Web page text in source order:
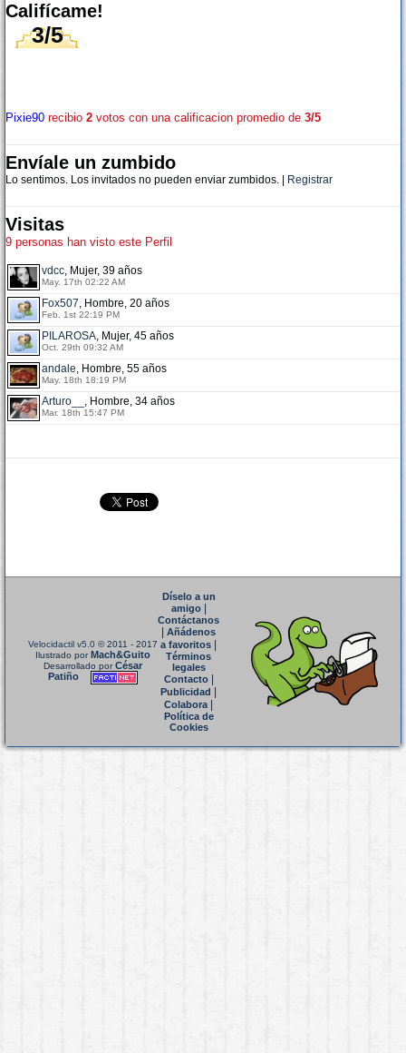
Califícame!
3/5
Pixie90 recibio 2 votos con una calificacion promedio de 3/5
Envíale un zumbido
Lo sentimos. Los invitados no pueden enviar zumbidos. | Registrar
Visitas
9 personas han visto este Perfil
vdcc, Mujer, 39 años
May. 17th 02:22 AM
Fox507, Hombre, 20 años
Feb. 1st 22:19 PM
PILAROSA, Mujer, 45 años
Oct. 29th 09:32 AM
andale, Hombre, 55 años
May. 18th 18:19 PM
Arturo__ , Hombre, 34 años
Mar. 18th 15:47 PM
Velocidactil v5.0 © 2011 - 2017
Ilustrado porMach&Guito
Desarrollado porCésar
Patiño
Díselo a un
amigo|
Contáctanos
Añádenos
a favoritos
Términos
legales
Contacto|
Publicidad
Colabora|
Política de
Cookies